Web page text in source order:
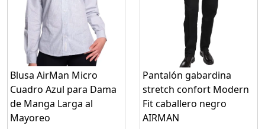
Blusa AirMan Micro
Cuadro Azul para Dama
de Manga Larga al
Mayoreo
Pantalón gabardina
stretch confort Modern
Fit caballero negro
AIRMAN